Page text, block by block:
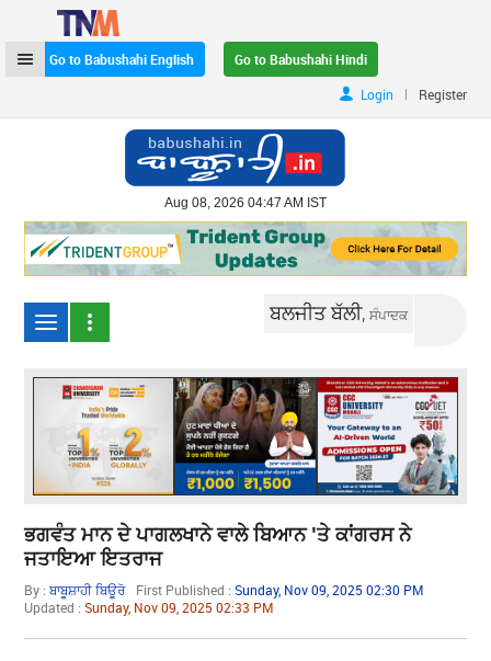
Go to Babushahi English
Go to Babushahi Hindi
Login
| Register
Aug 08, 2026 04:47 AM IST
ਬਲਜੀਤ ਬੱਲੀ,ਸੰਪਾਦਕ
ਭਗਵੰਤ ਮਾਨ​​​​​​​ ਦੇ ਪਾਗਲਖਾਨੇ ਵਾਲੇ ਬਿਆਨ 'ਤੇ ਕਾਂਗਰਸ ਨੇ
ਜਤਾਇਆ ਇਤਰਾਜ
By :ਬਾਬੂਸ਼ਾਹੀ ਬਿਊਰੋ First Published :Sunday, Nov 09, 2025 02:30 PM
Updated :Sunday, Nov 09, 2025 02:33 PM